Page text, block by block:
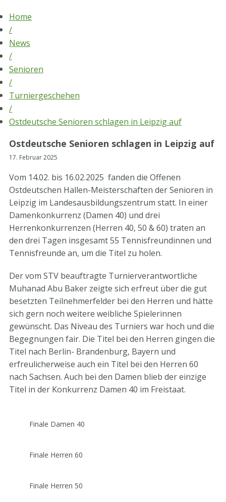
to
content
Home
/
News
/
Senioren
/
Turniergeschehen
/
Ostdeutsche Senioren schlagen in Leipzig auf
Ostdeutsche Senioren schlagen in Leipzig auf
17. Februar 2025
Vom 14.02. bis 16.02.2025 fanden die Offenen
Ostdeutschen Hallen-Meisterschaften der Senioren in
Leipzig im Landesausbildungszentrum statt. In einer
Damenkonkurrenz (Damen 40) und drei
Herrenkonkurrenzen (Herren 40, 50 & 60) traten an
den drei Tagen insgesamt 55 Tennisfreundinnen und
Tennisfreunde an, um die Titel zu holen.
Der vom STV beauftragte Turnierverantwortliche
Muhanad Abu Baker zeigte sich erfreut über die gut
besetzten Teilnehmerfelder bei den Herren und hätte
sich gern noch weitere weibliche Spielerinnen
gewünscht. Das Niveau des Turniers war hoch und die
Begegnungen fair. Die Titel bei den Herren gingen die
Titel nach Berlin- Brandenburg, Bayern und
erfreulicherweise auch ein Titel bei den Herren 60
nach Sachsen. Auch bei den Damen blieb der einzige
Titel in der Konkurrenz Damen 40 im Freistaat.
Finale Damen 40
Finale Herren 60
Finale Herren 50